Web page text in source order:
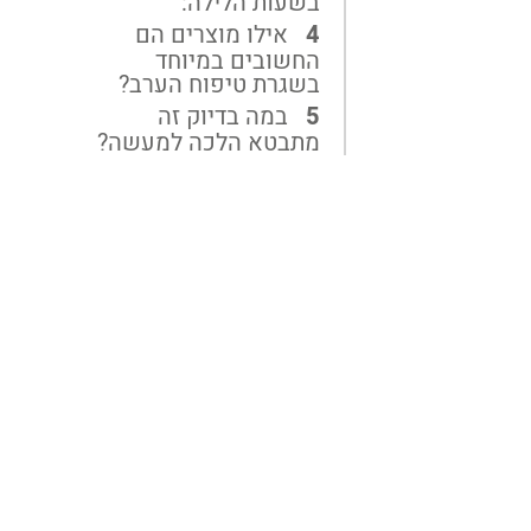
אילו מוצרים הם
החשובים במיוחד
בשגרת טיפוח הערב?
במה בדיוק זה
מתבטא הלכה למעשה?